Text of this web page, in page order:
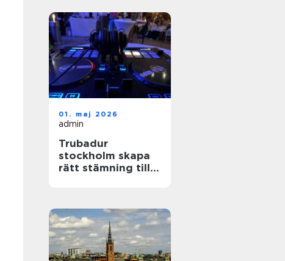
01. maj 2026
admin
Trubadur
stockholm skapa
rätt stämning till